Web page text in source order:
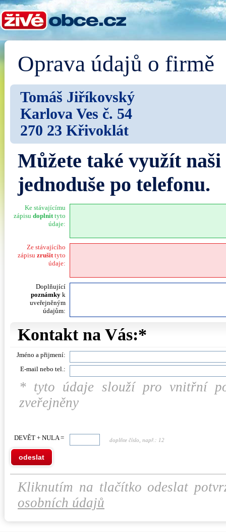
Oprava údajů o firmě
Tomáš Jiříkovský
Karlova Ves č. 54
270 23 Křivoklát
Můžete také využít
jednoduše po telefonu.
Ke stávajícímu
zápisu doplnittyto
údaje:
Ze stávajícího
zápisu zrušittyto
údaje:
Doplňující
poznámky k
uveřejněným
údajům:
Kontakt na Vás:*
Jméno a přijmení:
E-mail nebo tel.:
* tyto údaje slouží pro vnitřní
zveřejněny
DEVĚT + NULA = doplňte číslo, např.: 12
odeslat
Kliknutím na tlačítko odeslat
osobních údajů